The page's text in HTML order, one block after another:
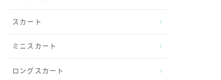
スカート
ミニスカート
ロングスカート